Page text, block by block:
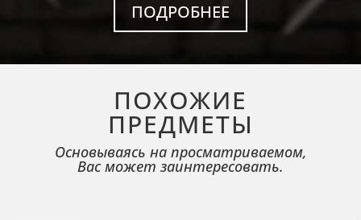
ПОДРОБНЕЕ
ПОХОЖИЕ
ПРЕДМЕТЫ
Основываясь на просматриваемом,
Вас может заинтересовать.